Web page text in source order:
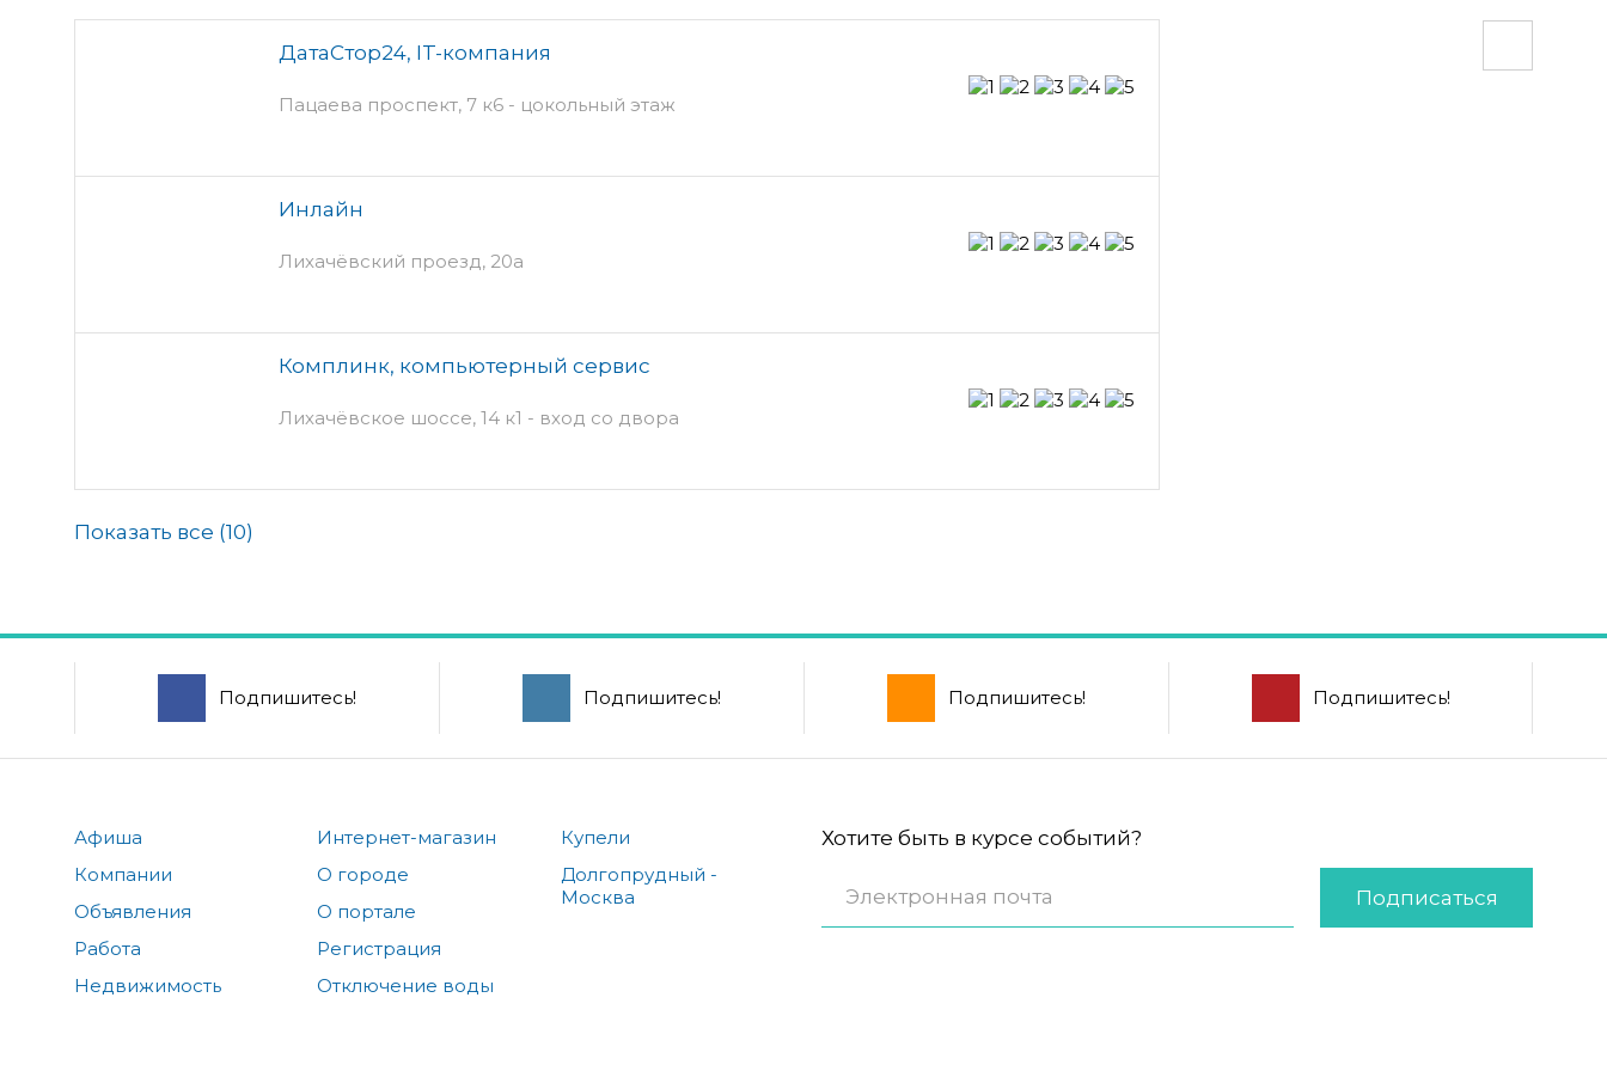
ДатаСтор24, IT-компания
Пацаева проспект, 7 к6 - цокольный этаж
Инлайн
Лихачёвский проезд, 20а
Комплинк, компьютерный сервис
Лихачёвское шоссе, 14 к1 - вход со двора
Показать все (10)
Подпишитесь! Подпишитесь! Подпишитесь! Подпишитесь!
Афиша
Компании
Объявления
Работа
Недвижимость
Интернет-магазин
О городе
О портале
Регистрация
Отключение воды
Купели
Долгопрудный -
Москва
Хотите быть в курсе событий?
Подписаться